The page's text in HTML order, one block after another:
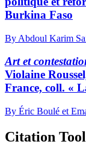
Burkina Faso
By Abdoul Karim
Art et
Violaine
France, coll. «
By Éric Boulé et
Citation